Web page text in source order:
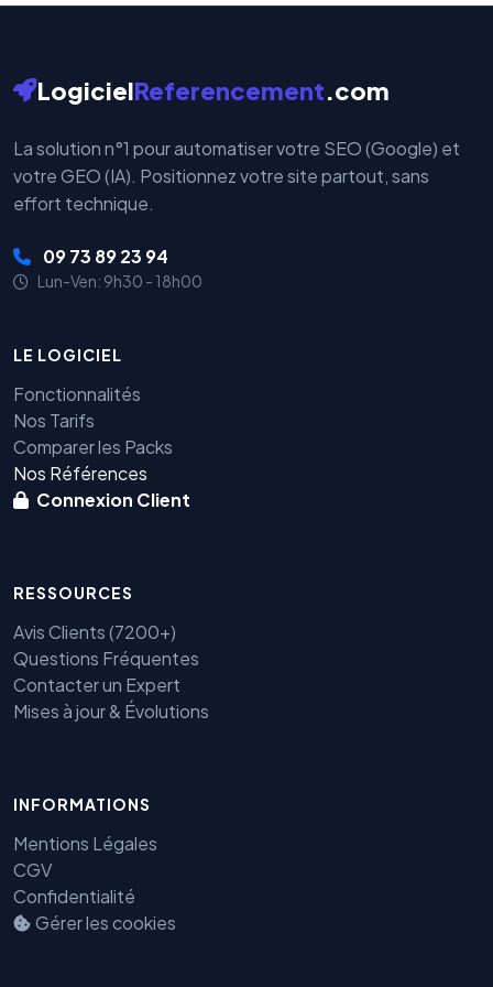
LogicielReferencement.com
La solution n°1 pour automatiser votre SEO (Google) et
votre GEO (IA). Positionnez votre site partout, sans
effort technique.
09 73 89 23 94
Lun-Ven: 9h30 - 18h00
LE LOGICIEL
Fonctionnalités
Nos Tarifs
Comparer les Packs
Nos Références
Connexion Client
RESSOURCES
Avis Clients (7200+)
Questions Fréquentes
Contacter un Expert
Mises à jour & Évolutions
INFORMATIONS
Mentions Légales
CGV
Confidentialité
Gérer les cookies